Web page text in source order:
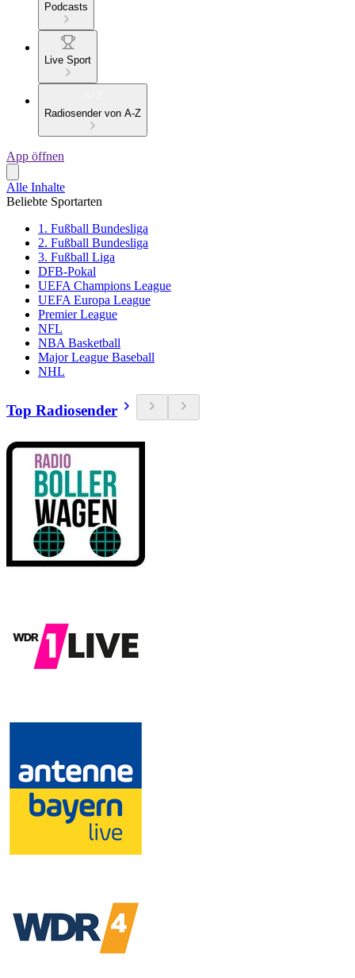
Podcasts
Live Sport
Radiosender von A-Z
App öffnen
Alle Inhalte
Beliebte Sportarten
1. Fußball Bundesliga
2. Fußball Bundesliga
3. Fußball Liga
DFB-Pokal
UEFA Champions League
UEFA Europa League
Premier League
NFL
NBA Basketball
Major League Baseball
NHL
Top Radiosender